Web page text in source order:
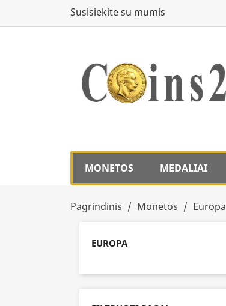
Susisiekite su mumis
MONETOS MEDALIAI
Pagrindinis Monetos Europa
EUROPA